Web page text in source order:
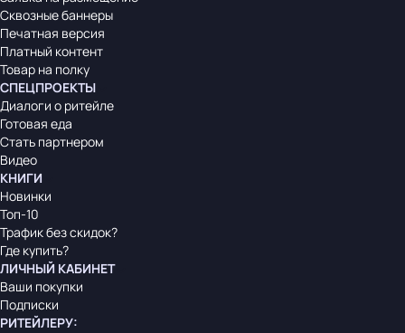
Сквозные баннеры
Печатная версия
Платный контент
Товар на полку
СПЕЦПРОЕКТЫ
Диалоги о ритейле
Готовая еда
Стать партнером
Видео
КНИГИ
Новинки
Топ-10
Трафик без скидок?
Где купить?
ЛИЧНЫЙ КАБИНЕТ
Ваши покупки
Подписки
РИТЕЙЛЕРУ: